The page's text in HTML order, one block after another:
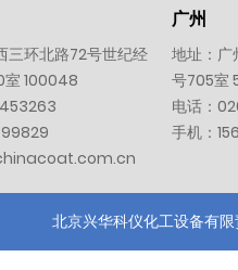
三环北路72号世纪经
室 100048
广州
地址：广
号705室
电话：
手机：
北京兴华科仪化工设备有